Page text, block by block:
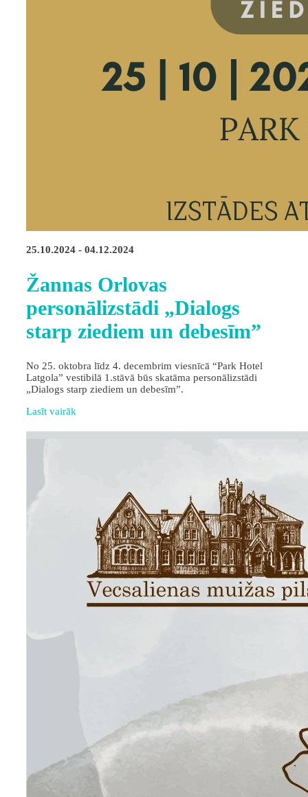
25.10.2024 - 04.12.2024
Žannas Orlovas
personālizstādi „Dialogs
starp ziediem un debesīm”
No 25. oktobra līdz 4. decembrim viesnīcā “Park Hotel
Latgola” vestibilā 1.stāvā būs skatāma personālizstādi
„Dialogs starp ziediem un debesīm”.
Lasīt vairāk